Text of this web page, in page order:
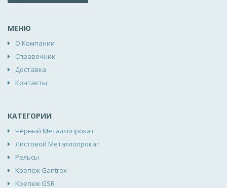
МЕНЮ
О Компании
Справочник
Доставка
Контакты
КАТЕГОРИИ
Черный Металлопрокат
Листовой Металлопрокат
Рельсы
Крепеж Gantrex
Крепеж GSR